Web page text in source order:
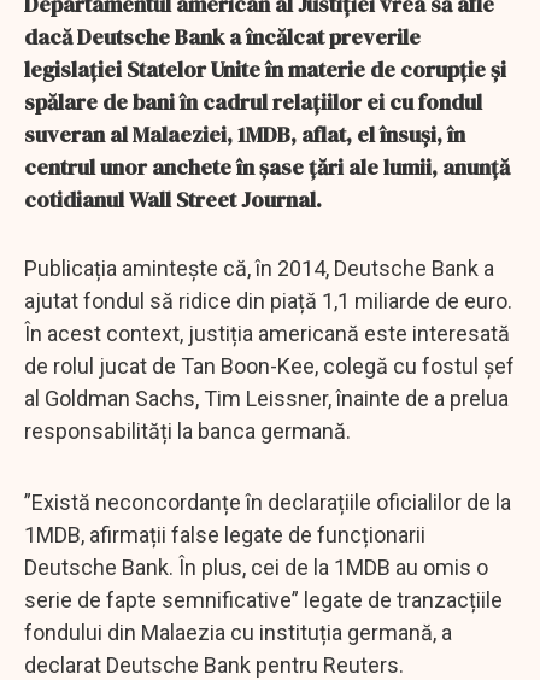
dacă Deutsche Bank a încălcat preverile
legislației Statelor Unite în materie de corupție și
spălare de bani în cadrul relațiilor ei cu fondul
suveran al Malaeziei, 1MDB, aflat, el însuși, în
centrul unor anchete în șase țări ale lumii, anunță
cotidianul Wall Street Journal.
Publicația amintește că, în 2014, Deutsche Bank a
ajutat fondul să ridice din piață 1,1 miliarde de euro.
În acest context, justiția americană este interesată
de rolul jucat de Tan Boon-Kee, colegă cu fostul șef
al Goldman Sachs, Tim Leissner, înainte de a prelua
responsabilități la banca germană.
”Există neconcordanțe în declarațiile oficialilor de la
1MDB, afirmații false legate de funcționarii
Deutsche Bank. În plus, cei de la 1MDB au omis o
serie de fapte semnificative” legate de tranzacțiile
fondului din Malaezia cu instituția germană, a
declarat Deutsche Bank pentru Reuters.